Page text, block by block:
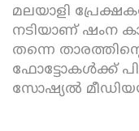
മലയാളി
നടിയാണ് ഷംന
തന്നെ
ഫോട്ടോകൾക്ക്
സോഷ്യൽ